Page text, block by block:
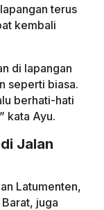
terus
kembali
di lapangan
seperti biasa.
berhati-hati
kata Ayu.
Jalan
Latumenten,
juga